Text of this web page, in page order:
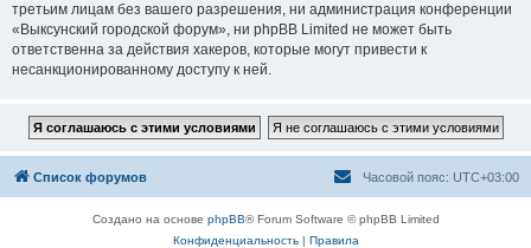
третьим лицам без вашего разрешения, ни администрация конференции
«Выксунский городской форум», ни phpBB Limited не может быть
ответственна за действия хакеров, которые могут привести к
несанкционированному доступу к ней.
Список форумов Часовой пояс: UTC+03:00
Создано на основе phpBB® Forum Software © phpBB Limited
Конфиденциальность| Правила